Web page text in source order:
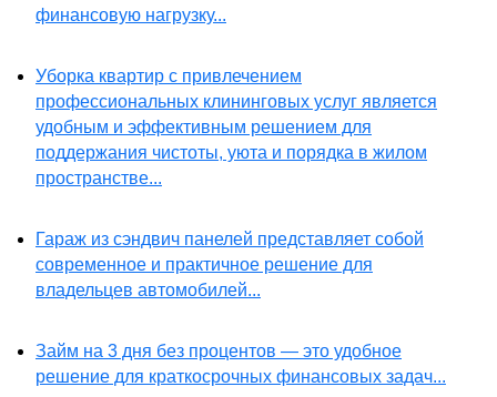
финансовую нагрузку...
Уборка квартир с привлечением
профессиональных клининговых услуг является
удобным и эффективным решением для
поддержания чистоты, уюта и порядка в жилом
пространстве...
Гараж из сэндвич панелей представляет собой
современное и практичное решение для
владельцев автомобилей...
Займ на 3 дня без процентов — это удобное
решение для краткосрочных финансовых задач...